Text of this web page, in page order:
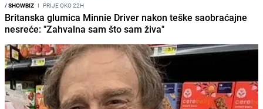
/SHOWBIZ I PRIJE OKO 22H
Britanska glumica Minnie Driver nakon teške saobraćajne
nesreće: "Zahvalna sam što sam živa"